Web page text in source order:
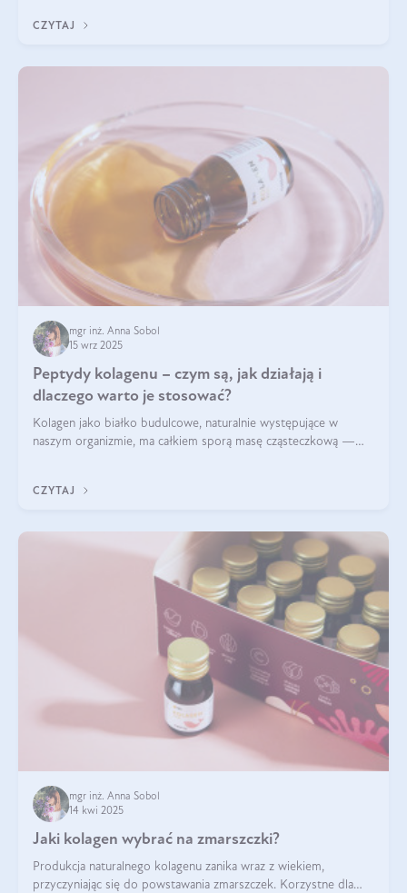
CZYTAJ
mgr inż. Anna Sobol
15 wrz 2025
Peptydy kolagenu – czym są, jak działają i
dlaczego warto je stosować?
Kolagen jako białko budulcowe, naturalnie występujące w
naszym organizmie, ma całkiem sporą masę cząsteczkową —
bardziej biodostępny
CZYTAJ
mgr inż. Anna Sobol
14 kwi 2025
Jaki kolagen wybrać na zmarszczki?
Produkcja naturalnego kolagenu zanika wraz z wiekiem,
przyczyniając się do powstawania zmarszczek. Korzystne dla